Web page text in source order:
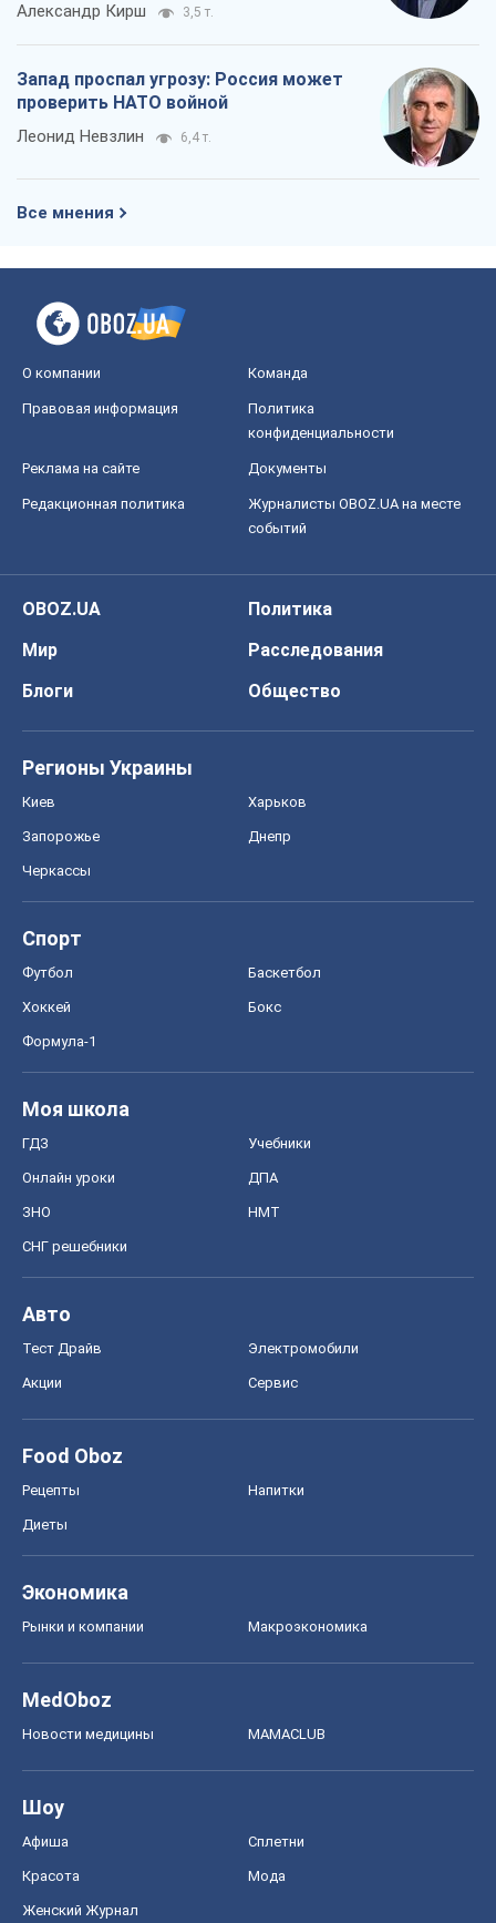
Александр Кирш 3,5 т.
Запад проспал угрозу: Россия может
проверить НАТО войной
Леонид Невзлин 6,4 т.
Все мнения
О компании Команда
Правовая информация
Политика
конфиденциальности
Реклама на сайте Документы
Редакционная политика
Журналисты OBOZ.UA на месте
событий
OBOZ.UA
Политика
Мир
Расследования
Блоги
Общество
Регионы Украины
Киев Харьков
Запорожье Днепр
Черкассы
Спорт
Футбол Баскетбол
Хоккей Бокс
Формула-1
Моя школа
ГДЗ Учебники
Онлайн уроки ДПА
ЗНО НМТ
СНГ решебники
Авто
Тест Драйв Электромобили
Акции Сервис
Food Oboz
Рецепты Напитки
Диеты
Экономика
Рынки и компании Mакроэкономика
MedOboz
Новости медицины MAMACLUB
Шоу
Афиша Сплетни
Красота Мода
Женский Журнал